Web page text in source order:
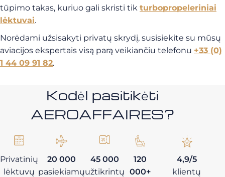
tūpimo takas, kuriuo gali skristi tik turbopropeleriniai
lėktuvai.
Norėdami užsisakyti privatų skrydį, susisiekite su mūsų
aviacijos ekspertais visą parą veikiančiu telefonu +33 (0)
1 44 09 91 82.
Kodėl pasitikėti
AEROAFFAIRES?
Privatinių
lėktuvų
20 000
pasiekiamų
45 000
užtikrintų
120
000+
4,9/5
klientų